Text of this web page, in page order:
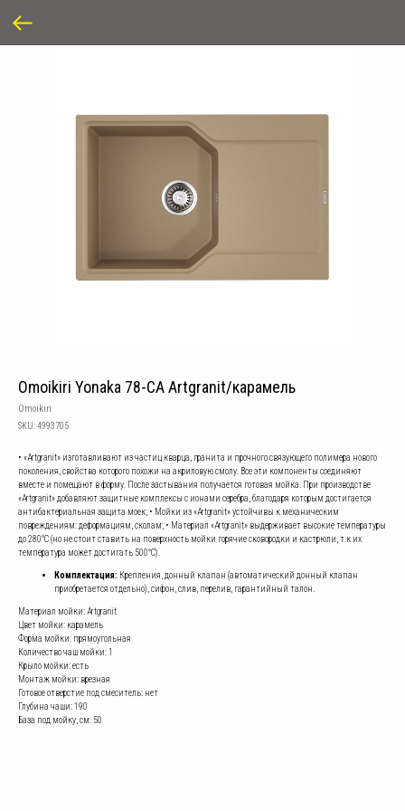
Omoikiri Yonaka 78-CA Artgranit/карамель
Omoikiri
SKU:4993705
• «Artgranit» изготавливают из частиц кварца, гранита и прочного связующего полимера нового
поколения, свойства которого похожи на акриловую смолу. Все эти компоненты соединяют
вместе и помещают в форму. После застывания получается готовая мойка. При производстве
«Artgranit» добавляют защитные комплексы с ионами серебра, благодаря которым достигается
антибактериальная защита моек; • Мойки из «Artgranit» устойчивы к механическим
повреждениям: деформациям, сколам; • Материал «Artgranit» выдерживает высокие температуры
до 280°С (но не стоит ставить на поверхность мойки горячие сковородки и кастрюли, т.к их
температура может достигать 500°С).
Комплектация: Крепления, донный клапан (автоматический донный клапан
приобретается отдельно), сифон, слив, перелив, гарантийный талон.
Материал мойки: Artgranit
Цвет мойки: карамель
Форма мойки: прямоугольная
Количество чаш мойки: 1
Крыло мойки: есть
Монтаж мойки: врезная
Готовое отверстие под смеситель: нет
Глубина чаши: 190
База под мойку, см: 50